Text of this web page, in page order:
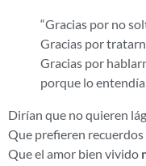
“Gracias por no
Gracias por
Gracias por
porque lo
Dirían que no quieren
Que prefieren
Que el amor bien vivido